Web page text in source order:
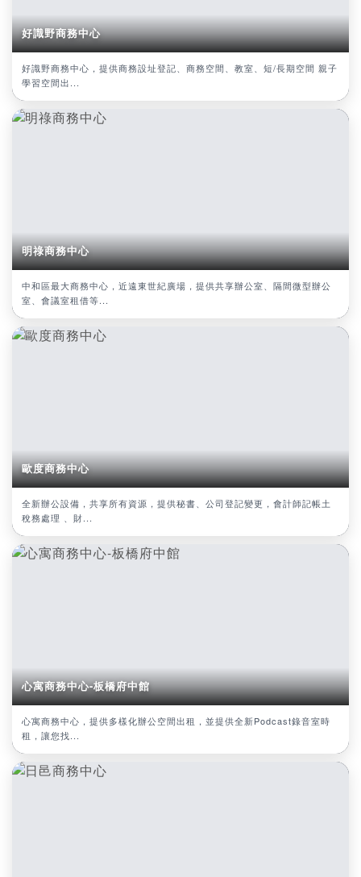
好識野商務中心
好識野商務中心，提供商務設址登記、商務空間、教室、短/長期空間 親子
學習空間出...
明祿商務中心
中和區最大商務中心，近遠東世紀廣場，提供共享辦公室、隔間微型辦公
室、會議室租借等...
歐度商務中心
全新辦公設備，共享所有資源，提供秘書、公司登記變更，會計師記帳土
稅務處理 、財...
心寓商務中心-板橋府中館
心寓商務中心，提供多樣化辦公空間出租，並提供全新Podcast錄音室時
租，讓您找...